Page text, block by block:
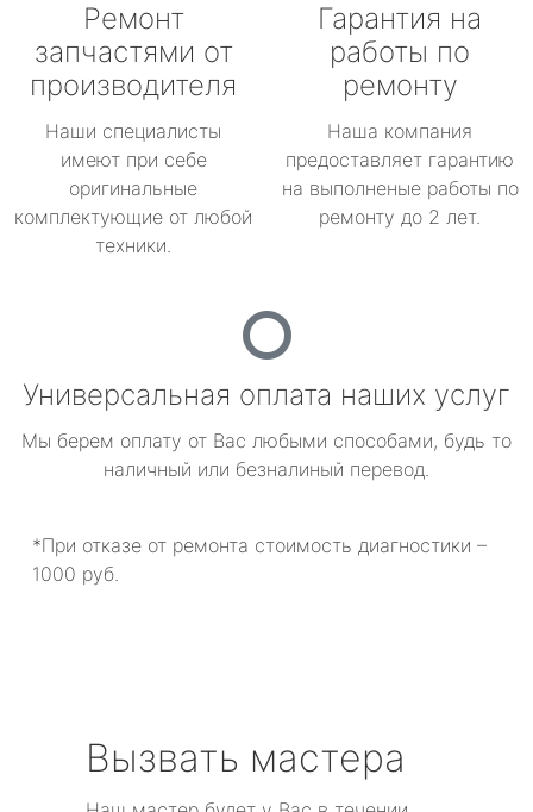
Ремонт
запчастями от
производителя
Наши специалисты
имеют при себе
оригинальные
комплектующие от любой
техники.
Гарантия на
работы по
ремонту
Наша компания
предоставляет гарантию
на выполненые работы по
ремонту до 2 лет.
Универсальная оплата наших услуг
Мы берем оплату от Вас любыми способами, будь то
наличный или безналиный перевод.
*При отказе от ремонта стоимость диагностики –
1000 руб.
Вызвать мастера